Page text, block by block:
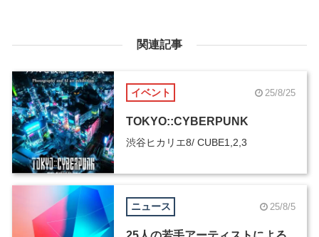
関連記事
イベント 25/8/25
TOKYO::CYBERPUNK
渋谷ヒカリエ8/ CUBE1,2,3
ニュース 25/8/5